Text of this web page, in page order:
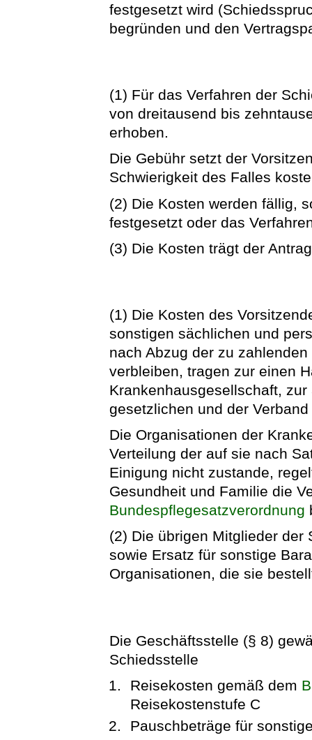
festgesetzt wird
begründen und den
(1) Für das Verfahren der
von dreitausend bis
erhoben.
Die Gebühr setzt der
Schwierigkeit des Falles
(2) Die Kosten werden fällig,
festgesetzt oder das
(3) Die Kosten trägt der
(1) Die Kosten des
sonstigen sächlichen und
nach Abzug der zu
verbleiben, tragen zur einen
Krankenhausgesellschaft,
gesetzlichen und der
Die Organisationen der
Verteilung der auf sie nach
Einigung nicht zustande,
Gesundheit und Familie die
Bundespflegesatzverordnung
(2) Die übrigen Mitglieder der
sowie Ersatz für sonstige
Organisationen, die sie
Die Geschäftsstelle (§ 8)
Schiedsstelle
Reisekosten gemäß dem
Reisekostenstufe C
Pauschbeträge für